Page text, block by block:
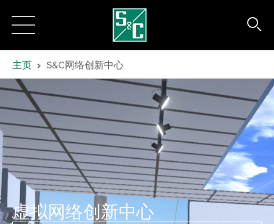
主页 S&C网络创新中心
虚拟网络创新中心